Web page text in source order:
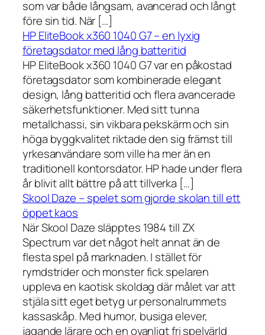
som var både långsam, avancerad och långt
före sin tid. När […]
HP EliteBook x360 1040 G7 – en lyxig
företagsdator med lång batteritid
HP EliteBook x360 1040 G7 var en påkostad
företagsdator som kombinerade elegant
design, lång batteritid och flera avancerade
säkerhetsfunktioner. Med sitt tunna
metallchassi, sin vikbara pekskärm och sin
höga byggkvalitet riktade den sig främst till
yrkesanvändare som ville ha mer än en
traditionell kontorsdator. HP hade under flera
år blivit allt bättre på att tillverka […]
Skool Daze – spelet som gjorde skolan till ett
öppet kaos
När Skool Daze släpptes 1984 till ZX
Spectrum var det något helt annat än de
flesta spel på marknaden. I stället för
rymdstrider och monster fick spelaren
uppleva en kaotisk skoldag där målet var att
stjäla sitt eget betyg ur personalrummets
kassaskåp. Med humor, busiga elever,
jagande lärare och en ovanligt fri spelvärld